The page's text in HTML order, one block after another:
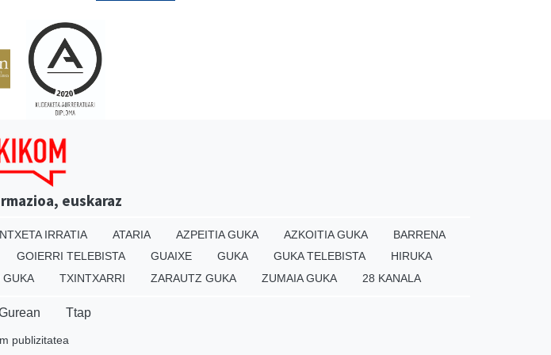
euskaraz
IRRATIA ATARIA AZPEITIA GUKA AZKOITIA GUKA
BARRENA
GOIERRI TELEBISTA GUAIXE GUKA GUKA TELEBISTA
HIRUKA
GUKA TXINTXARRI ZARAUTZ GUKA ZUMAIA GUKA 28 KANALA
Ttap
publizitatea